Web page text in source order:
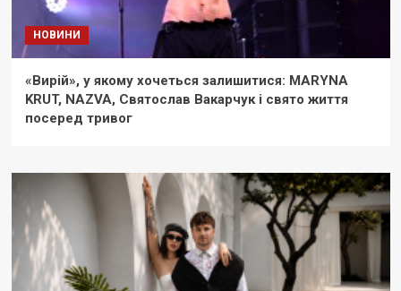
НОВИНИ
«Вирій», у якому хочеться залишитися: MARYNA
KRUT, NAZVA, Святослав Вакарчук і свято життя
посеред тривог